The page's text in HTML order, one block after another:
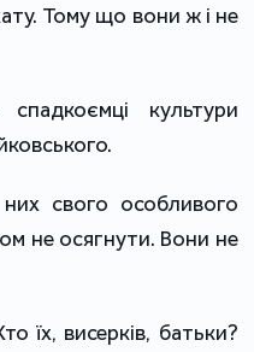
Тому що вони ж і не
культури
свого особливого
не осягнути. Вони не
їх, висерків, батьки?